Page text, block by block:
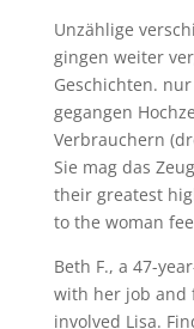
Unzählige
gingen weiter
Geschichten.
gegangen
Verbrauchern
Sie mag das
their greatest
to the woman
Beth F., a 47-
with her job and
involved Lisa.